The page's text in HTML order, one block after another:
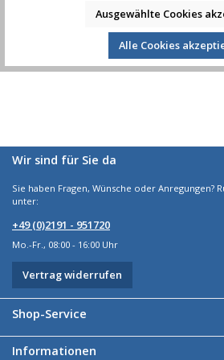
Spreizen der Stoßdämpferaufnahme
Wir sind für Sie da
Sie haben Fragen, Wünsche oder Anregungen?
unter:
+49 (0)2191 - 951720
Mo.-Fr., 08:00 - 16:00 Uhr
Vertrag widerrufen
Shop-Service
Informationen
Ausgewählte Cookies
Alle Cookies